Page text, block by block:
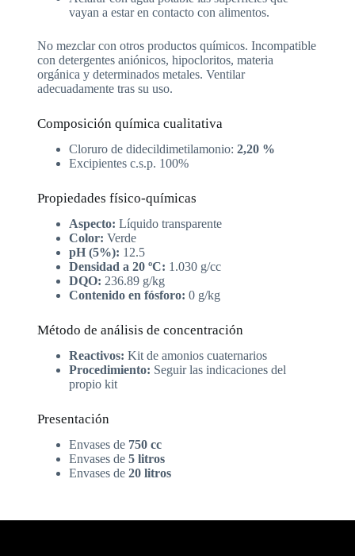
vayan a estar en contacto con alimentos.
No mezclar con otros productos químicos. Incompatible
con detergentes aniónicos, hipocloritos, materia
orgánica y determinados metales. Ventilar
adecuadamente tras su uso.
Composición química cualitativa
Cloruro de didecildimetilamonio: 2,20 %
Excipientes c.s.p. 100%
Propiedades físico-químicas
Aspecto: Líquido transparente
Color: Verde
pH (5%): 12.5
Densidad a 20 ºC: 1.030 g/cc
DQO: 236.89 g/kg
Contenido en fósforo: 0 g/kg
Método de análisis de concentración
Reactivos: Kit de amonios cuaternarios
Procedimiento: Seguir las indicaciones del
propio kit
Presentación
Envases de 750 cc
Envases de 5 litros
Envases de 20 litros